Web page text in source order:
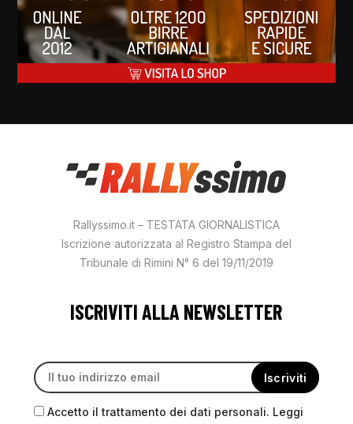
Rallyssimo.it – TESTATA GIORNALISTICA
Iscrizione autorizzata al Registro Stampa del
Tribunale di Rimini N° 6 del 19/11/2019
ISCRIVITI ALLA NEWSLETTER
Accetto il trattamento dei dati personali. Leggi